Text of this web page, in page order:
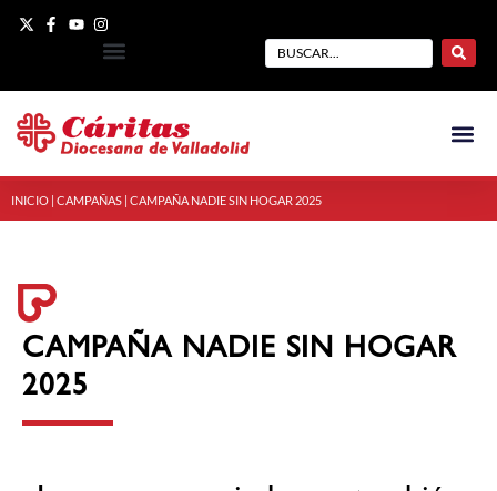
INICIO CAMPAÑAS CAMPAÑA NADIE SIN HOGAR 2025
CAMPAÑA NADIE SIN HOGAR
2025